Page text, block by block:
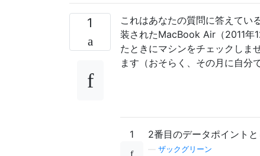
1
これはあなたの質問に答えてい
装されたMacBook Air（2011年
たときにマシンをチェックしま
ます（おそらく、その月に自分
1 2番目のデータポイント
ザックグリーン